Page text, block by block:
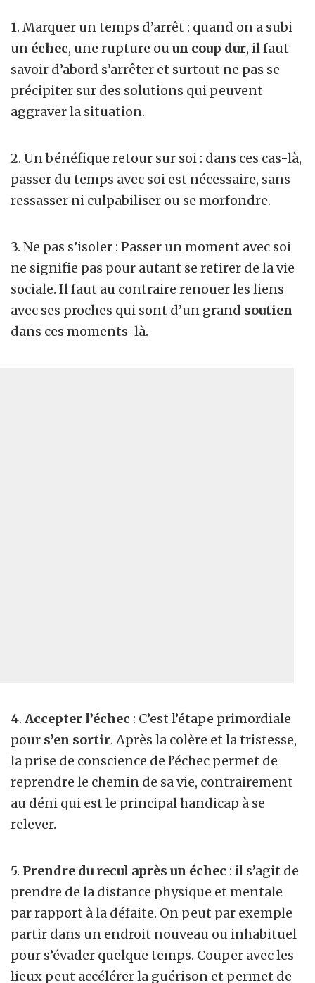
1. Marquer un temps d’arrêt : quand on a subi
un échec, une rupture ouun coup dur, il faut
savoir d’abord s’arrêter et surtout ne pas se
précipiter sur des solutions qui peuvent
aggraver la situation.
2. Un bénéfique retour sur soi : dans ces cas-là,
passer du temps avec soi est nécessaire, sans
ressasser ni culpabiliser ou se morfondre.
3. Ne pas s’isoler : Passer un moment avec soi
ne signifie pas pour autant se retirer de la vie
sociale. Il faut au contraire renouer les liens
avec ses proches qui sont d’un grand soutien
dans ces moments-là.
4. Accepter l’échec : C’est l’étape primordiale
pour s’en sortir. Après la colère et la tristesse,
la prise de conscience de l’échec permet de
reprendre le chemin de sa vie, contrairement
au déni qui est le principal handicap à se
relever.
5. Prendre du recul après un échec : il s’agit de
prendre de la distance physique et mentale
par rapport à la défaite. On peut par exemple
partir dans un endroit nouveau ou inhabituel
pour s’évader quelque temps. Couper avec les
lieux peut accélérer la guérison et permet de